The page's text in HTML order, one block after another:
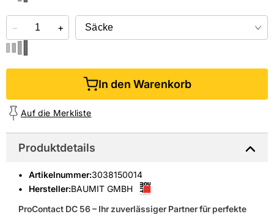
Online kaufen &kostenlos
− +
In den Warenkorb
Auf die Merkliste
Produktdetails
Artikelnummer:3038150014
Hersteller:BAUMIT GMBH
ProContact DC 56 – Ihr zuverlässiger Partner für perfekte